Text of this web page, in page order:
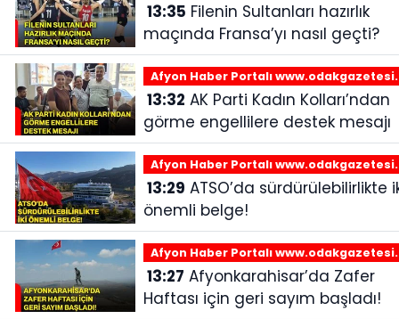
13:35
maçında Fransa’yı nasıl geçti?
Afyon Haber Portalı
13:32
görme engellilere destek mesajı
Afyon Haber Portalı
13:29
önemli belge!
Afyon Haber Portalı
13:27
Haftası için geri sayım başladı!